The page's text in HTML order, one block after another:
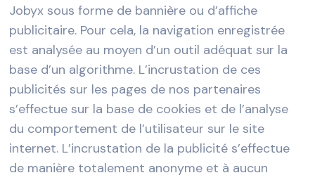
Jobyx sous forme de bannière ou d’affiche
publicitaire. Pour cela, la navigation enregistrée
est analysée au moyen d’un outil adéquat sur la
base d’un algorithme. L’incrustation de ces
publicités sur les pages de nos partenaires
s’effectue sur la base de cookies et de l’analyse
du comportement de l’utilisateur sur le site
internet. L’incrustation de la publicité s’effectue
de manière totalement anonyme et à aucun